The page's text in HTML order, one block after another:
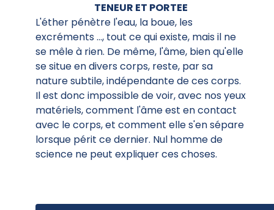
TENEUR ET PORTEE
L'éther pénètre l'eau, la boue, les
excréments ..., tout ce qui existe, mais il ne
se mêle à rien. De même, l'âme, bien qu'elle
se situe en divers corps, reste, par sa
nature subtile, indépendante de ces corps.
Il est donc impossible de voir, avec nos yeux
matériels, comment l'âme est en contact
avec le corps, et comment elle s'en sépare
lorsque périt ce dernier. Nul homme de
science ne peut expliquer ces choses.